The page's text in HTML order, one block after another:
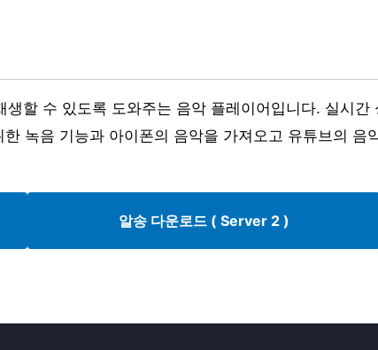
할 수 있도록 도와주는 음악 플레이어입니다. 실시간
녹음 기능과 아이폰의 음악을 가져오고 유튜브의 음
알송 다운로드 ( Server 2 )